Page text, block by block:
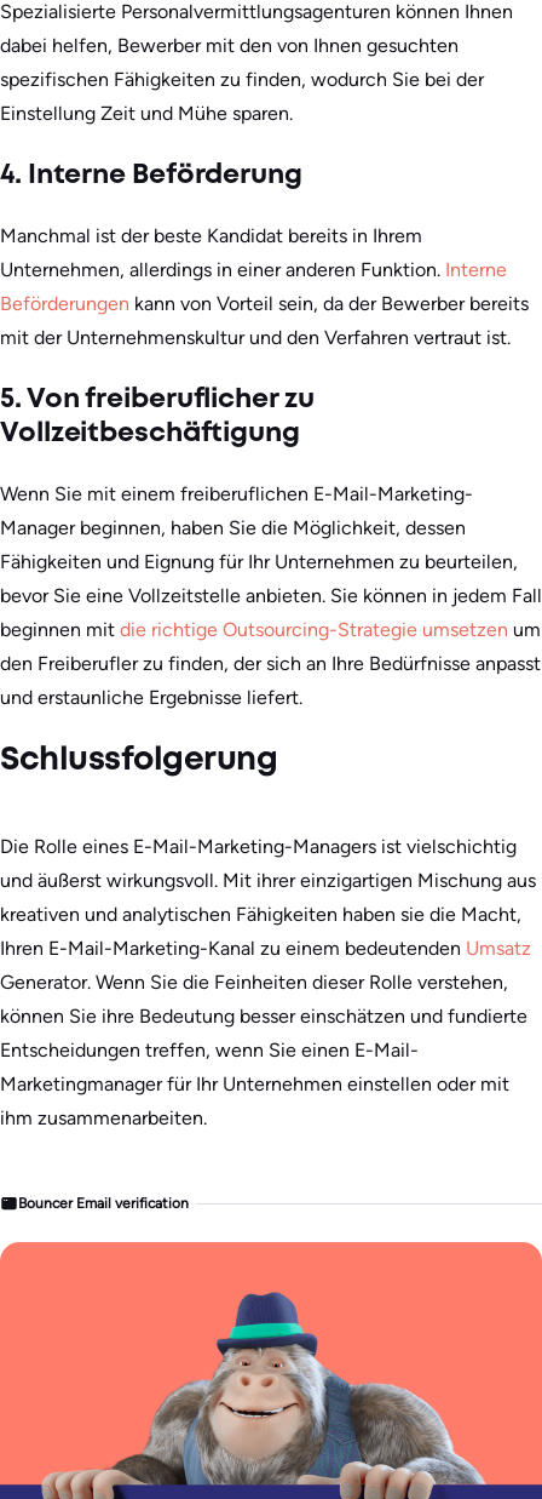
Spezialisierte Personalvermittlungsagenturen können Ihnen
dabei helfen, Bewerber mit den von Ihnen gesuchten
spezifischen Fähigkeiten zu finden, wodurch Sie bei der
Einstellung Zeit und Mühe sparen.
4. Interne Beförderung
Manchmal ist der beste Kandidat bereits in Ihrem
Unternehmen, allerdings in einer anderen Funktion. Interne
Beförderungen kann von Vorteil sein, da der Bewerber bereits
mit der Unternehmenskultur und den Verfahren vertraut ist.
5. Von freiberuflicher zu
Vollzeitbeschäftigung
Wenn Sie mit einem freiberuflichen E-Mail-Marketing-
Manager beginnen, haben Sie die Möglichkeit, dessen
Fähigkeiten und Eignung für Ihr Unternehmen zu beurteilen,
bevor Sie eine Vollzeitstelle anbieten. Sie können in jedem Fall
beginnen mit die richtige Outsourcing-Strategie umsetzen um
den Freiberufler zu finden, der sich an Ihre Bedürfnisse anpasst
und erstaunliche Ergebnisse liefert.
Schlussfolgerung
Die Rolle eines E-Mail-Marketing-Managers ist vielschichtig
und äußerst wirkungsvoll. Mit ihrer einzigartigen Mischung aus
kreativen und analytischen Fähigkeiten haben sie die Macht,
Ihren E-Mail-Marketing-Kanal zu einem bedeutenden Umsatz
Generator. Wenn Sie die Feinheiten dieser Rolle verstehen,
können Sie ihre Bedeutung besser einschätzen und fundierte
Entscheidungen treffen, wenn Sie einen E-Mail-
Marketingmanager für Ihr Unternehmen einstellen oder mit
ihm zusammenarbeiten.
Bouncer Email verification